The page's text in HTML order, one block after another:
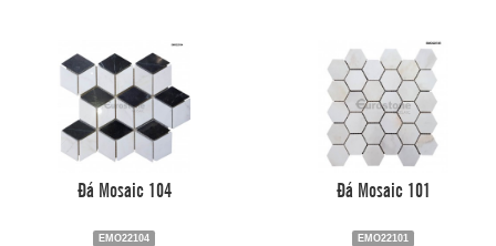
Đá Mosaic 104
EMO22104
Đá Mosaic 101
EMO22101